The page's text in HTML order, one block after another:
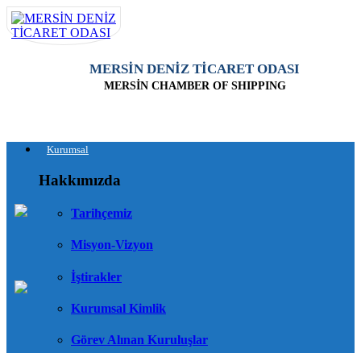
MERSİN DENİZ TİCARET ODASI
MERSİN CHAMBER OF SHIPPING
Kurumsal
Hakkımızda
Tarihçemiz
Misyon-Vizyon
İştirakler
Kurumsal Kimlik
Görev Alınan Kuruluşlar